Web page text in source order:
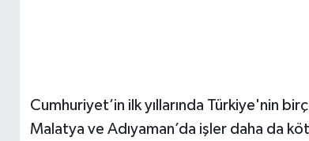
Cumhuriyet’in ilk yıllarında Türkiye'nin
Malatya ve Adıyaman’da işler daha da